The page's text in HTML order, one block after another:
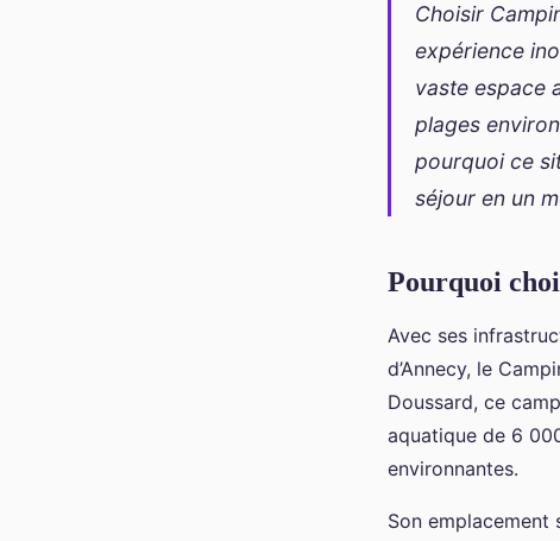
Choisir
expérience
vaste espace
plages
pourquoi ce
séjour en un
Pourquoi
Avec ses
d’Annecy, le
Doussard, ce
aquatique de 6
environnantes.
Son